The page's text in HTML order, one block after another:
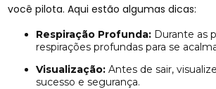
você pilota. Aqui estão algumas dicas:
Respiração Profunda: Durante as
respirações profundas para se
Visualização: Antes de sair,
sucesso e segurança.